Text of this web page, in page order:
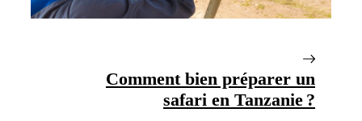
Comment bien préparer un
safari en Tanzanie ?